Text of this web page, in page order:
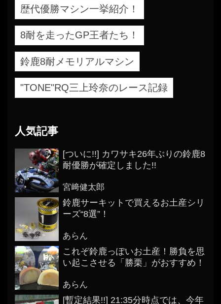
歴代優勝マシン一挙紹介！
8耐を走ったGP王者たち！
鈴鹿8耐メモリアルマシン
"TONE"RQ三上玲奈のレース記録
人気記事
[ついに!!] カワサキ26年ぶりの鈴鹿8
耐優勝が確定しました!!
宮﨑健太郎
鈴鹿サーキットで買えるお土産シリ
ーズ“8選”！
あらん
これぞ鈴鹿っぽいお土産！勝負を思
い起こさせる「勝栗」がおすすめ！
あらん
[暫定結果!!] 21:35分時点では、今年